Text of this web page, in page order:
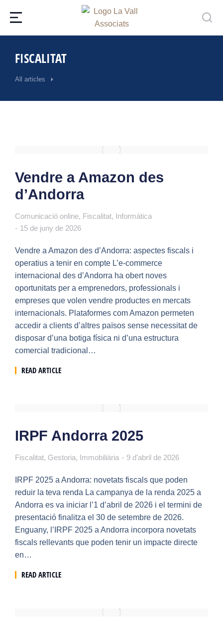
FISCALITAT
All articles
Vendre a Amazon des
d’Andorra
Comunicació online, Fiscalitat, Informàtica
15 de juny de 2026
Vendre a Amazon des d’Andorra: aspectes fiscals i
operatius a tenir en compte L’e-commerce
internacional des d’Andorra ha obert noves
oportunitats per a emprenedors, professionals i
empreses que volen vendre productes en mercats
internacionals. Plataformes com Amazon permeten
accedir a clients d’altres països sense necessitat de
disposar d’una botiga física ni d’una estructura
comercial tradicional…
READ ARTICLE
IRPF Andorra 2025
Fiscalitat, Gestoria, Immobiliària 9 d'abril de 2026
IRPF 2025 a Andorra: novetats fiscals que poden
reduir la teva renda La campanya de la renda 2025 a
Andorra es va iniciar l’1 d’abril de 2026 i el termini de
presentació finalitza el 30 de setembre de 2026.
Enguany, l’IRPF 2025 a Andorra incorpora novetats
fiscals rellevants que poden tenir un impacte directe
en…
READ ARTICLE